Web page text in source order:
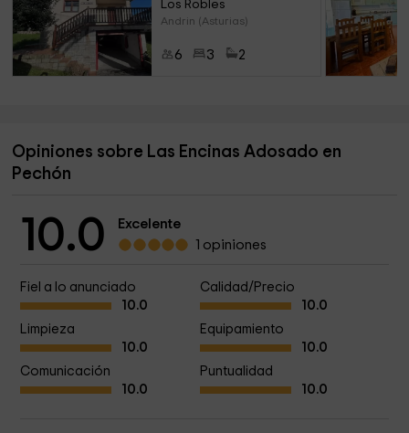
Los Robles
Andrin (Asturias)
6 3 2
Opiniones sobre Las Encinas Adosado en
Pechón
10.0
Excelente
1 opiniones
Fiel a lo anunciado
10.0
Calidad/Precio
10.0
Limpieza
10.0
Equipamiento
10.0
Comunicación
10.0
Puntualidad
10.0